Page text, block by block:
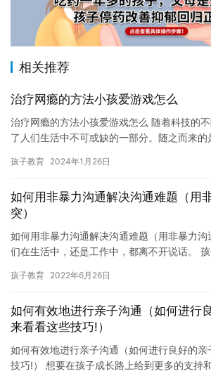
相关推荐
治疗网瘾的方法小孩爱游戏怎么
治疗网瘾的方法小孩爱游戏怎么 随着科技的
了人们生活中不可或缺的一部分。随之而来的
了许…
孩子教育 2024年1月26日
如何用非暴力沟通解决沟通难题（用
突）
如何用非暴力沟通解决沟通难题（用非暴力
们在生活中，还是工作中，都离不开说话。
学…
孩子教育 2022年6月26日
如何有效地进行亲子沟通（如何进行
来看看这些技巧!）
如何有效地进行亲子沟通（如何进行良好的
技巧!） 想要在孩子成长路上给到更多的支持